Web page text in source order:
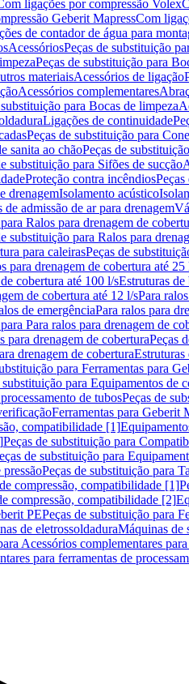
ligações por compressão Volex
Geberit MapressCom
de contador de água para
AcessóriosPeças de substituição
Peças de substituição para
materiaisAcessórios de ligação
Acessórios complementares
para Bocas de limpeza
Ligações de continuidade
Peças de substituição para
sanita ao chãoPeças de
substituição para Sifões de sucção
Proteção contra incêndios
drenagemIsolamento acústico
admissão de ar para drenagem
Ralos para drenagem de
substituição para Ralos para
para caleirasPeças de
para drenagem de cobertura até 25
cobertura até 100 l/sEstruturas
de cobertura até 12 l/sPara
de emergênciaPara ralos para
Para ralos para drenagem de
para drenagem de coberturaPeças
drenagem de coberturaEstruturas
para Ferramentas para
substituição para Equipamentos de
de tubosPeças de
Ferramentas para Geberit
compatibilidade [1]
Peças de substituição para
de substituição para
pressãoPeças de substituição para
compressão, compatibilidade [1]
compressão, compatibilidade [2]
PEPeças de substituição para
de eletrossoldaduraMáquinas de
Acessórios complementares
para ferramentas de